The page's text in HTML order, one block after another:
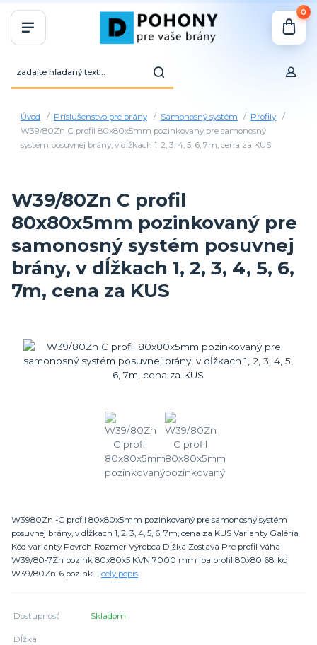
0
Úvod Príslušenstvo pre brány Samonosný systém
Profily
W39/80Zn C profil 80x80x5mm pozinkovaný pre samonosný
systém posuvnej brány, v dĺžkach 1, 2, 3, 4, 5, 6, 7m, cena za KUS
W39/80Zn C profil
80x80x5mm pozinkovaný pre
samonosný systém posuvnej
brány, v dĺžkach 1, 2, 3, 4, 5, 6,
7m, cena za KUS
W3980Zn -C profil 80x80x5mm pozinkovaný pre samonosný systém
posuvnej brány, v dĺžkach 1, 2, 3, 4, 5, 6, 7m, cena za KUS Varianty Galéria
Kód varianty Povrch Rozmer Výrobca Dĺžka Zostava Pre profil Váha
W39/80-7Zn pozink 80x80x5 KVN 7000 mm iba profil 80x80 68, kg
W39/80Zn-6 pozink ... celý popis
Dostupnosť Skladom
Dĺžka